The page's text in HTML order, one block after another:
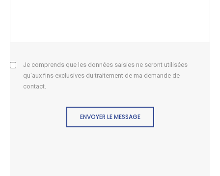
Je comprends que les données saisies ne seront utilisées
qu'aux fins exclusives du traitement de ma demande de
contact.
ENVOYER LE MESSAGE